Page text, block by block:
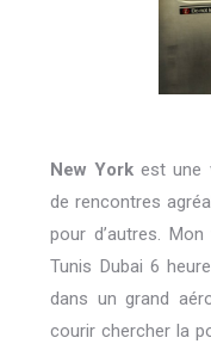
New York est une
de rencontres
pour d’autres.
Tunis Dubai 6
dans un grand
courir chercher la